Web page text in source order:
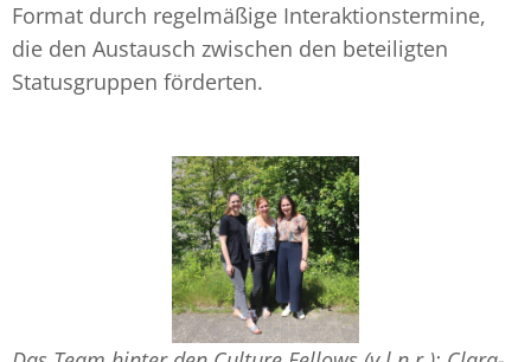
Format durch regelmäßige Interaktionstermine,
die den Austausch zwischen den beteiligten
Statusgruppen förderten.